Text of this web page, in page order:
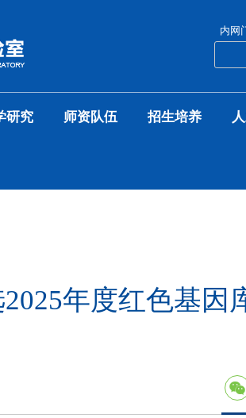
内网
研究 师资队伍 招生培养
年度红色基因